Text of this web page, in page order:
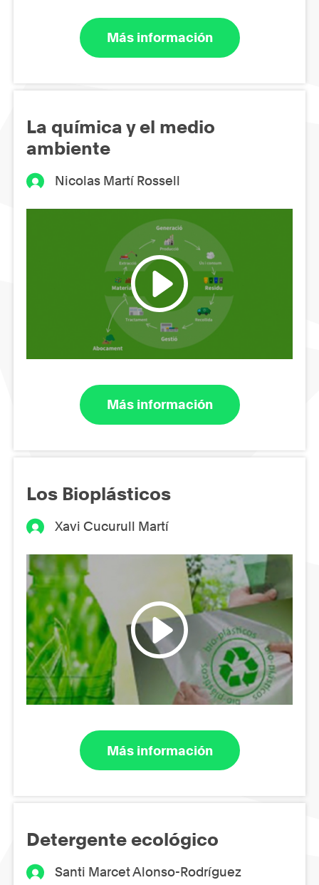
Más información
La química y el medio
ambiente
Nicolas Martí Rossell
Más información
Los Bioplásticos
Xavi Cucurull Martí
Más información
Detergente ecológico
Santi Marcet Alonso-Rodríguez